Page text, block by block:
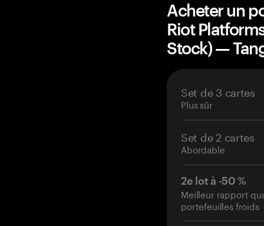
Acheter un
Riot
Stock) —
Set de 3 cartes
Plus sûr
Set de 2 cartes
Abordable
2e lot à -50 %
Meilleur rapport
portefeuilles froids